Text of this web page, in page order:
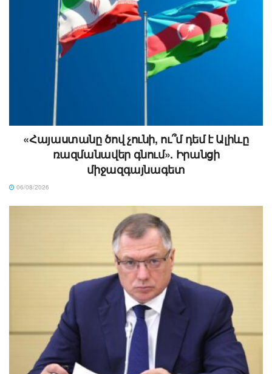
«Հայաստանը ծով չունի, ու՞մ դեմ է Ալիևը
ռազմանավեր գնում». Իրանցի
միջազգայնագետ
06/08/2026